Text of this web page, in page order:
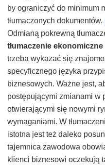
by ograniczyć do minimum
tłumaczonych dokumentów.
Odmianą pokrewną
tłumaczenie
trzeba wykazać się
specyficznego języka
biznesowych. Ważne jest,
postępującymi zmianami w
otwierającymi się nowymi
wymaganiami. W
istotna jest też daleko
tajemnica zawodowa
klienci biznesowi oczekują